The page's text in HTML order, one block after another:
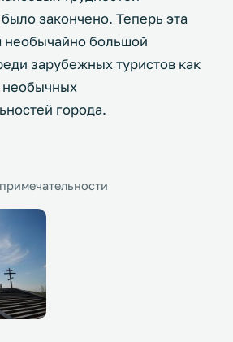
закончено. Теперь эта
необычайно большой
зарубежных туристов как
необычных
города.